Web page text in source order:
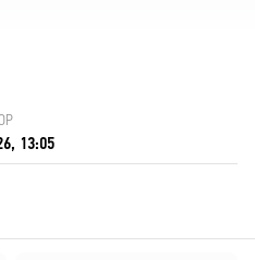
13:05